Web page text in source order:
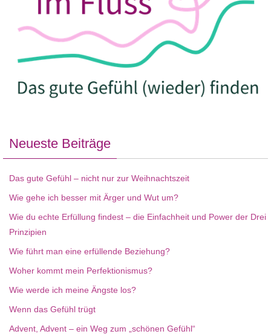
Neueste Beiträge
Das gute Gefühl – nicht nur zur Weihnachtszeit
Wie gehe ich besser mit Ärger und Wut um?
Wie du echte Erfüllung findest – die Einfachheit und Power der Drei
Prinzipien
Wie führt man eine erfüllende Beziehung?
Woher kommt mein Perfektionismus?
Wie werde ich meine Ängste los?
Wenn das Gefühl trügt
Advent, Advent – ein Weg zum „schönen Gefühl“